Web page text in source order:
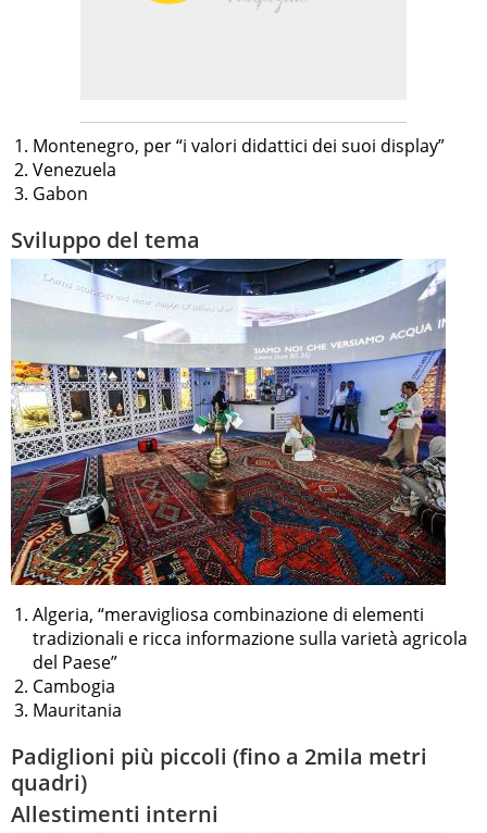
Montenegro, per “i valori didattici dei suoi display”
Venezuela
Gabon
Sviluppo del tema
Algeria, “meravigliosa combinazione di elementi
tradizionali e ricca informazione sulla varietà agricola
del Paese”
Cambogia
Mauritania
Padiglioni più piccoli (fino a 2mila metri
quadri)
Allestimenti interni